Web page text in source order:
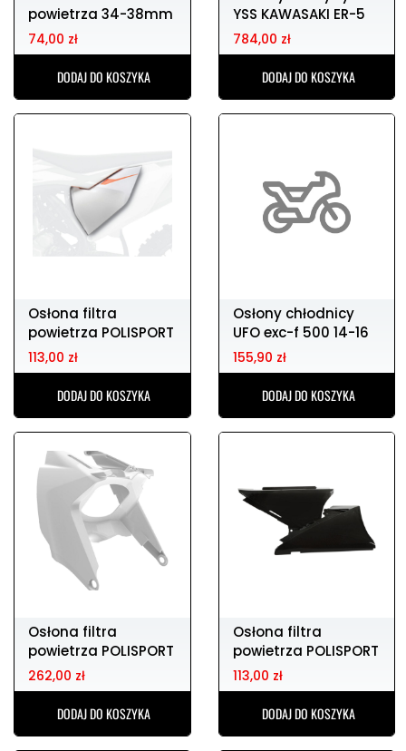
powietrza 34-38mm
DT-1
74,00 zł
DODAJ DO KOSZYKA
YSS KAWASAKI ER-5
784,00 zł
DODAJ DO KOSZYKA
Osłona filtra
powietrza POLISPORT
KTM EXC 250
113,00 zł
DODAJ DO KOSZYKA
Osłony chłodnicy
UFO exc-f 500 14-16
155,90 zł
DODAJ DO KOSZYKA
Osłona filtra
powietrza POLISPORT
KTM SX 65
262,00 zł
DODAJ DO KOSZYKA
Osłona filtra
powietrza POLISPORT
GAS GAS EC 125
113,00 zł
DODAJ DO KOSZYKA